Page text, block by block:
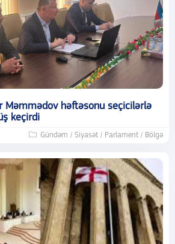
Məmmədov həftəsonu seçicilərlə
keçirdi
Gündəm / Siyasət / Parlament / Bölgə